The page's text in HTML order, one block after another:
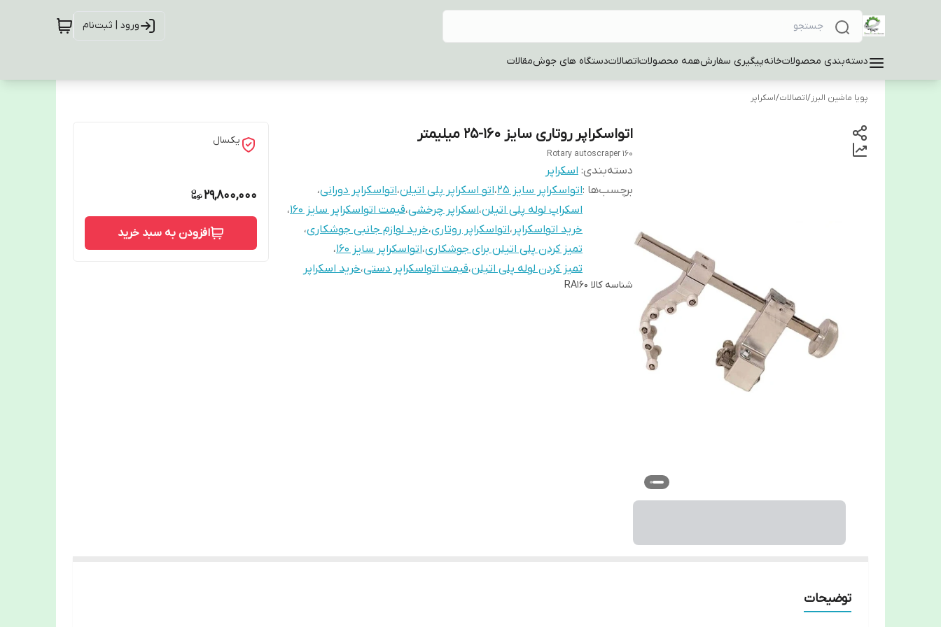
ورود | ثبت‌نام
دسته‌بندی محصولاتخانهپیگیری سفارشهمه محصولاتاتصالاتدستگاه های جوشمقالات
پویا ماشین البرز/اتصالات/اسکراپر
اتواسکراپر روتاری سایز 160-25 میلیمتر
Rotary autoscraper 160
دسته‌بندی: اسکراپر
برچسب‌ها :اتواسکراپر سایز 25 ،اتو اسکراپر پلی اتیلن،اتواسکراپر دورانی،
اسکراپ لوله پلی اتیلن،اسکراپر چرخشی،قیمت اتواسکراپر سایز 160
،
خرید اتواسکراپر ،اتواسکراپر روتاری،خرید لوازم جانبی جوشکاری،
تمیز کردن پلی اتیلن برای جوشکاری،اتواسکراپر سایز 160
،
تمیز کردن لوله پلی اتیلن،قیمت اتواسکراپر دستی،خرید اسکراپر
شناسه کالا RA160
یکسال
29,800,000
افزودن به سبد خرید
توضیحات